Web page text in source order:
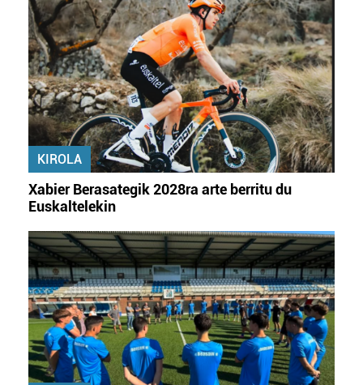
KIROLA
Xabier Berasategik 2028ra arte berritu du
Euskaltelekin